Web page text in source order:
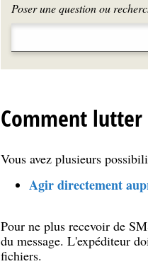
Poser une question ou
Comment lutter
Vous avez plusieurs
Agir directement
Pour ne plus recevoir de
du message. L'expéditeur
fichiers.